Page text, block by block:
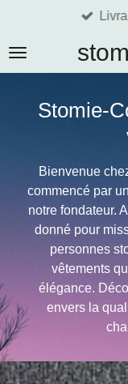
contenu
principal
Stomie-
Bienvenue
commencé par
notre fondateur.
donné pour
personnes
vêtements
élégance.
envers la